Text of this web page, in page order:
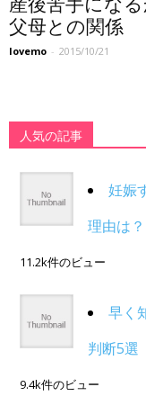
産後苦手にな
父母との関係
lovemo - 2015/10/21
人気の記事
妊娠
理由は
11.2k件のビュー
早く
判断5選
9.4k件のビュー